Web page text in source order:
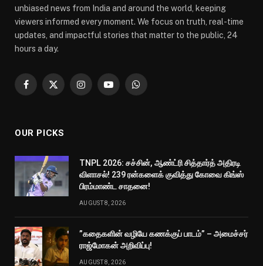
unbiased news from India and around the world, keeping
viewers informed every moment. We focus on truth, real-time
updates, and impactful stories that matter to the public, 24
hours a day.
Facebook
X
InstagramYouTubeWhatsApp
OUR PICKS
TNPL 2026: சச்சின், ஆண்ட்ரி சித்தார்த் அதிரடி
விளாசல்! 239 ரன்களைக் குவித்து கோவை கிங்ஸ்
பிரம்மாண்ட சாதனை!
AUGUST 8, 2026
”கதைகளின் வழியே கணக்குப் பாடம்” – அமைச்சர்
ராஜ்மோகன் அறிவிப்பு!
AUGUST 8, 2026